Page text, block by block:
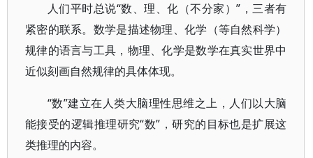
人们平时总说“数、理、化（不分家）”，三者有
紧密的联系。数学是描述物理、化学（等自然科学）
规律的语言与工具，物理、化学是数学在真实世界中
近似刻画自然规律的具体体现。
“数”建立在人类大脑理性思维之上，人们以大脑
能接受的逻辑推理研究“数”，研究的目标也是扩展这
类推理的内容。